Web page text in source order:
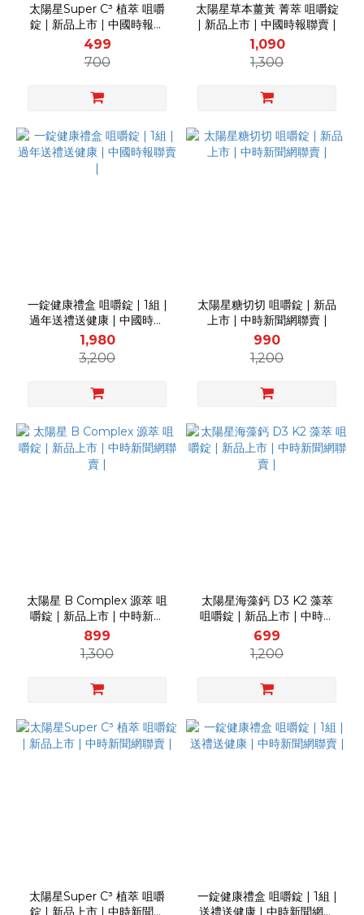
太陽星Super C³ 植萃 咀嚼
錠 | 新品上市 | 中國時報聯
賣 |
499
700
太陽星草本薑黃 菁萃 咀嚼錠
| 新品上市 | 中國時報聯賣 |
1,090
1,300
一錠健康禮盒 咀嚼錠 | 1組 |
過年送禮送健康 | 中國時報
聯賣 |
1,980
3,200
太陽星糖切切 咀嚼錠 | 新品
上市 | 中時新聞網聯賣 |
990
1,200
太陽星 B Complex 源萃 咀
嚼錠 | 新品上市 | 中時新聞
網聯賣 |
899
1,300
太陽星海藻鈣 D3 K2 藻萃
咀嚼錠 | 新品上市 | 中時新
聞網聯賣 |
699
1,200
太陽星Super C³ 植萃 咀嚼
錠 | 新品上市 | 中時新聞網
一錠健康禮盒 咀嚼錠 | 1組 |
送禮送健康 | 中時新聞網聯